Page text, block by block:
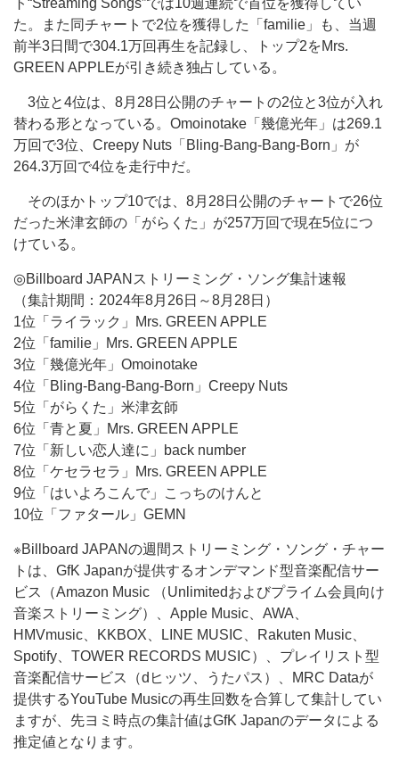
ト“Streaming Songs”では10週連続で首位を獲得してい
た。また同チャートで2位を獲得した「familie」も、当週
前半3日間で304.1万回再生を記録し、トップ2をMrs.
GREEN APPLEが引き続き独占している。
3位と4位は、8月28日公開のチャートの2位と3位が入れ
替わる形となっている。Omoinotake「幾億光年」は269.1
万回で3位、Creepy Nuts「Bling-Bang-Bang-Born」が
264.3万回で4位を走行中だ。
そのほかトップ10では、8月28日公開のチャートで26位
だった米津玄師の「がらくた」が257万回で現在5位につ
けている。
◎Billboard JAPANストリーミング・ソング集計速報
（集計期間：2024年8月26日～8月28日）
1位「ライラック」Mrs. GREEN APPLE
2位「familie」Mrs. GREEN APPLE
3位「幾億光年」Omoinotake
4位「Bling-Bang-Bang-Born」Creepy Nuts
5位「がらくた」米津玄師
6位「青と夏」Mrs. GREEN APPLE
7位「新しい恋人達に」back number
8位「ケセラセラ」Mrs. GREEN APPLE
9位「はいよろこんで」こっちのけんと
10位「ファタール」GEMN
※Billboard JAPANの週間ストリーミング・ソング・チャー
トは、GfK Japanが提供するオンデマンド型音楽配信サー
ビス（Amazon Music （Unlimitedおよびプライム会員向け
音楽ストリーミング）、Apple Music、AWA、
HMVmusic、KKBOX、LINE MUSIC、Rakuten Music、
Spotify、TOWER RECORDS MUSIC）、プレイリスト型
音楽配信サービス（dヒッツ、うたパス）、MRC Dataが
提供するYouTube Musicの再生回数を合算して集計してい
ますが、先ヨミ時点の集計値はGfK Japanのデータによる
推定値となります。